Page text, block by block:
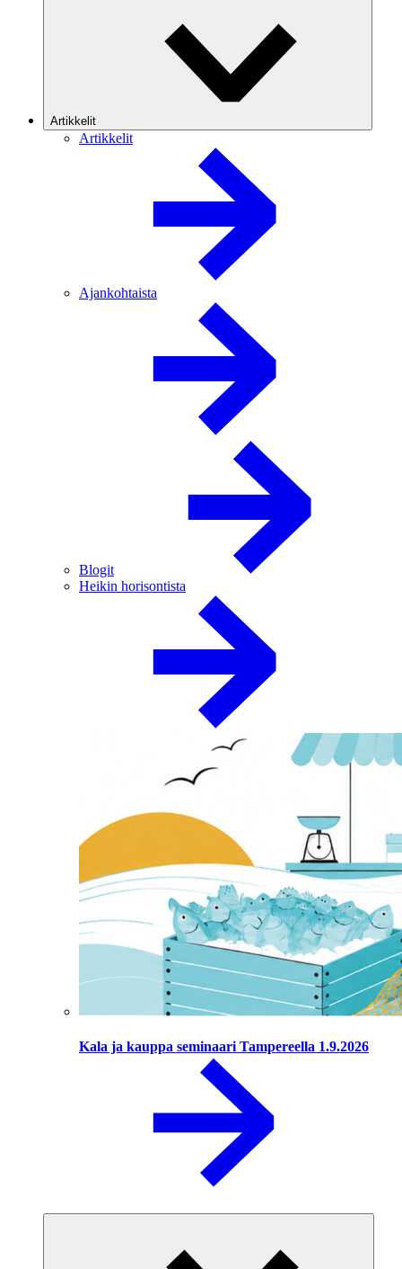
Artikkelit
Artikkelit
Ajankohtaista
Blogit
Heikin horisontista
Kala ja kauppa seminaari Tampereella 1.9.2026